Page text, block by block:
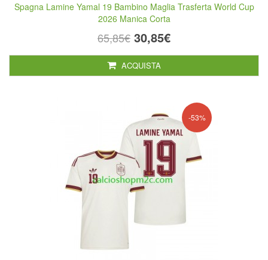
Spagna Lamine Yamal 19 Bambino Maglia Trasferta World Cup
2026 Manica Corta
65,85€ 30,85€
ACQUISTA
-53%